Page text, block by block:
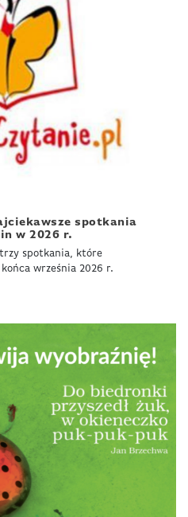
spotkania
w 2026 r.
spotkania, które
września 2026 r.